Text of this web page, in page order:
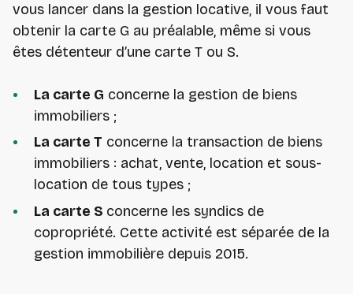
vous lancer dans la gestion locative, il vous faut
obtenir la carte G au préalable, même si vous
êtes détenteur d’une carte T ou S.
La carte G concerne la gestion de biens
immobiliers ;
La carte T concerne la transaction de biens
immobiliers : achat, vente, location et sous-
location de tous types ;
La carte S concerne les syndics de
copropriété. Cette activité est séparée de la
gestion immobilière depuis 2015.